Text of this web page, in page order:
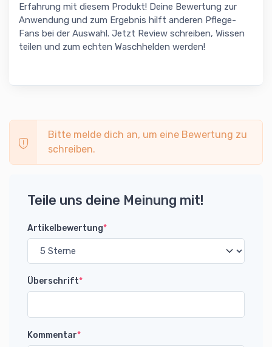
Erfahrung mit diesem Produkt! Deine Bewertung zur
Anwendung und zum Ergebnis hilft anderen Pflege-
Fans bei der Auswahl. Jetzt Review schreiben, Wissen
teilen und zum echten Waschhelden werden!
Bitte melde dich an, um eine Bewertung zu
schreiben.
Teile uns deine Meinung mit!
Artikelbewertung*
Überschrift*
Kommentar*